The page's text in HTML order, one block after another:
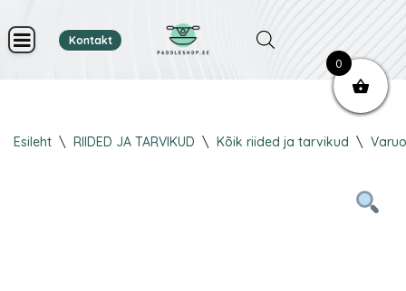
Skip
content
Kontakt
Esileht \ RIIDED JA TARVIKUD \ Kõik riided ja tarvikud \
0